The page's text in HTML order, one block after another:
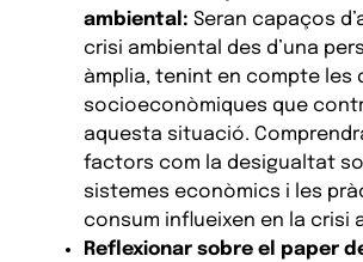
ambiental: Seran capaços
crisi ambiental des d’una
àmplia, tenint en compte les
socioeconòmiques que
aquesta situació.
factors com la desigualtat
sistemes econòmics i les
consum influeixen en la crisi
Reflexionar sobre el paper